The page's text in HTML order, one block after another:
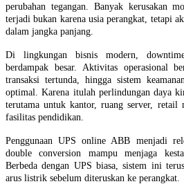
perubahan tegangan. Banyak kerusakan
terjadi bukan karena usia perangkat, tetapi
dalam jangka panjang.
Di lingkungan bisnis modern,
berdampak besar. Aktivitas operasional
transaksi tertunda, hingga sistem
optimal. Karena itulah perlindungan daya
terutama untuk kantor, ruang server,
fasilitas pendidikan.
Penggunaan UPS online ABB menjadi
double conversion mampu menjaga
Berbeda dengan UPS biasa, sistem ini
arus listrik sebelum diteruskan ke perangkat.